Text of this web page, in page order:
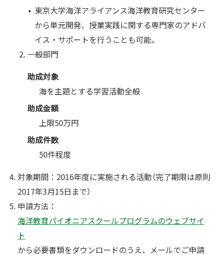
東京大学海洋アライアンス海洋教育研究センター
から単元開発、授業実践に関する専門家のアドバ
イス・サポートを行うことも可能。
一般部門
助成対象
海を主題とする学習活動全般
助成金額
上限50万円
助成件数
50件程度
対象期間：2016年度に実施される活動（完了期限は原則
2017年3月15日まで）
申請方法：
海洋教育パイオニアスクールプログラムのウェブサイ
ト
から必要書類をダウンロードのうえ、メールでご申請